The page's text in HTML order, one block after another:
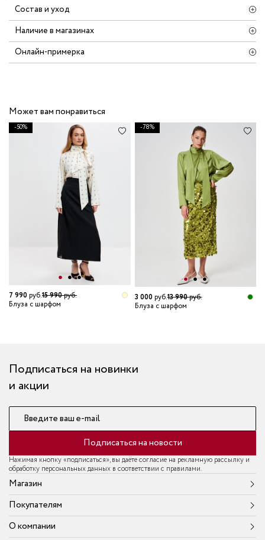
Состав и уход
Наличие в магазинах
Онлайн-примерка
Может вам понравиться
-50%
7 990руб.15 990руб.
Блуза с шарфом
-78%
3 000руб.13 990руб.
Блуза с шарфом
Подписаться на новинки
и акции
Введите ваш e-mail
Подписаться на новости
Нажимая кнопку «подписаться», вы даёте согласие на рекламную рассылку и
обработку персональных данных в соответствии с правилами.
Магазин
Покупателям
О компании